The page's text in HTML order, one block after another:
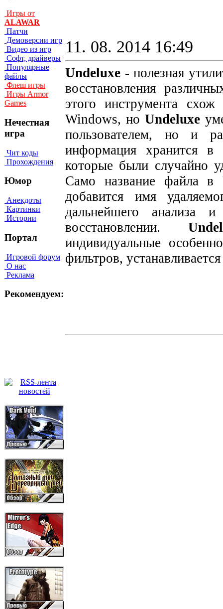
Игры от
ALAWAR
Патчи
Демоверсии игр
Видео из игр
Софт, драйверы
Популярные
файлы
Флеш игры
Игры Armor
Games
Нечестная
игра
Чит коды
Прохождения
Юмор
Анекдоты
Картинки
Истории
Портал
Игровой форум
О нас
Реклама
Рекомендуем:
11. 08. 2014 16:49
Undeluxe - полезная
восстановления
этого инструмента
Windows, но Undeluxe
пользователем, но и
информация хранится
которые были случайно
Само название файла в
добавится имя
дальнейшего анализа
восстановлении.
индивидуальные
фильтров,